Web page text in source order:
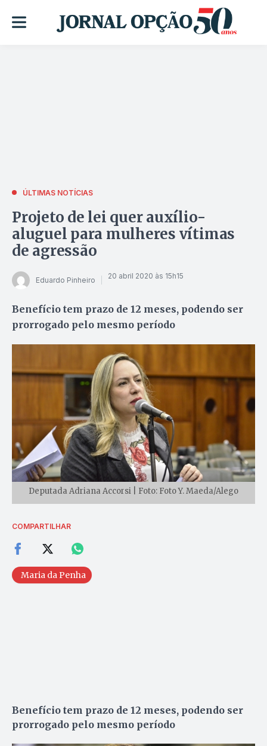
ÚLTIMAS NOTÍCIAS
Projeto de lei quer auxílio-
aluguel para mulheres vítimas
de agressão
Eduardo Pinheiro 20 abril 2020 às 15h15
Benefício tem prazo de 12 meses, podendo ser
prorrogado pelo mesmo período
Deputada Adriana Accorsi | Foto: Foto Y. Maeda/Alego
COMPARTILHAR
Maria da Penha
Benefício tem prazo de 12 meses, podendo ser
prorrogado pelo mesmo período